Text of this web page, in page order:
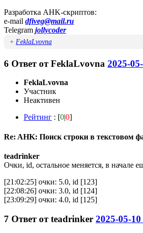
Разработка AHK-скриптов:
e-mail dfiveg@mail.ru
Telegram jollycoder
+ FeklaLvovna
6 Ответ отFeklaLvovna 2025-
FeklaLvovna
Участник
Неактивен
Рейтинг : [0|0]
Re: AHK: Поиск строки в текстовом
teadrinker
Очки, id, остальное меняется, в начале
[21:02:25] очки: 5.0, id [123]
[22:08:26] очки: 3.0, id [124]
[23:09:29] очки: 4.0, id [125]
7 Ответ отteadrinker 2025-05-